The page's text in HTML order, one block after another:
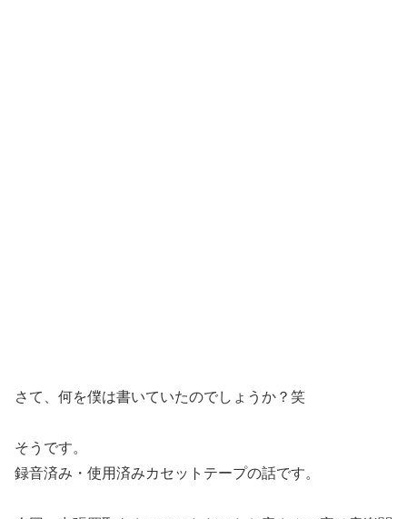
さて、何を僕は書いていたのでしょうか？笑
そうです。
録音済み・使用済みカセットテープの話です。